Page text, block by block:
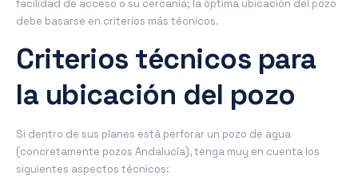
facilidad de acceso o su cercanía; la óptima ubicación del pozo
debe basarse en criterios más técnicos.
Criterios técnicos para
la ubicación del pozo
Si dentro de sus planes está perforar un pozo de agua
(concretamente pozos Andalucía), tenga muy en cuenta los
siguientes aspectos técnicos: